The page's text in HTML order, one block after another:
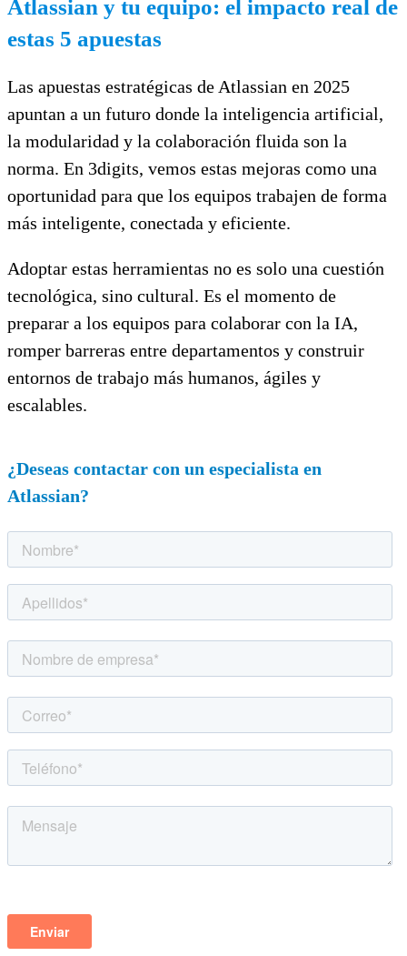
Atlassian y tu equipo: el impacto real de
estas 5 apuestas
Las apuestas estratégicas de Atlassian en 2025
apuntan a un futuro donde la inteligencia artificial,
la modularidad y la colaboración fluida son la
norma. En 3digits, vemos estas mejoras como una
oportunidad para que los equipos trabajen de forma
más inteligente, conectada y eficiente.
Adoptar estas herramientas no es solo una cuestión
tecnológica, sino cultural. Es el momento de
preparar a los equipos para colaborar con la IA,
romper barreras entre departamentos y construir
entornos de trabajo más humanos, ágiles y
escalables.
¿Deseas contactar con un especialista en
Atlassian?